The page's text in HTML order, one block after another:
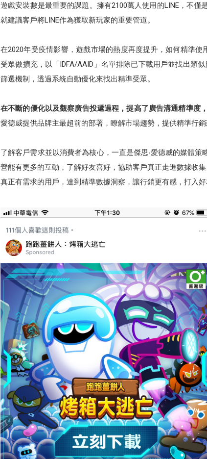
遊戲安裝數是最重要的課題。擁有2100萬人使用的LINE，不
就建議客戶將LINE作為獲取新玩家的重要管道。
在2020年受疫情影響，遊戲市場的熱度再度提升，如何精準使
受眾做擴充，以「IDFA/AAID」名單排除已下載用戶並找出類
篩選機制，透過系統自動優化來找出精準受眾。
在不斷的優化以及觀察廣告投遞過程，提高了廣告溝通精準度
愛德威提供品牌主最超前的部署，瞭解市場趨勢，提供精準行
了解客戶需求並以消費者為核心，一直是傑思‧愛德威的媒體
營能有更多的互動，了解好友喜好，協助客戶真正走進數據收
真正有需求的用戶，達到精準數據洞察，讓行銷更有感，打入好